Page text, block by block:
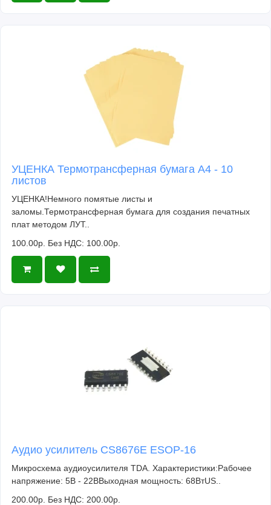
УЦЕНКА Термотрансферная бумага А4 - 10
листов
УЦЕНКА!Немного помятые листы и
заломы.Термотрансферная бумага для создания печатных
плат методом ЛУТ..
100.00р. Без НДС: 100.00р.
Аудио усилитель CS8676E ESOP-16
Микросхема аудиоусилителя TDA. Характеристики:Рабочее
напряжение: 5В - 22ВВыходная мощность: 68ВтUS..
200.00р. Без НДС: 200.00р.